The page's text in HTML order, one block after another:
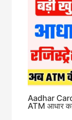
Aadhar
ATM आधार